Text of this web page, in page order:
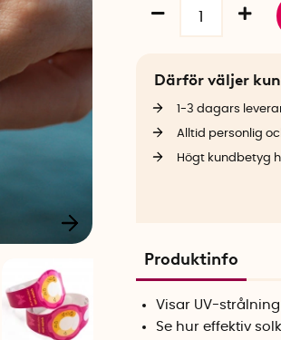
Därför väljer
1-3 dagars
Alltid personlig
Högt kundbetyg
Produktinfo
Visar UV-
Se hur effektiv